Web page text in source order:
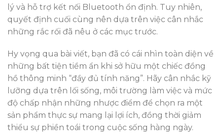
lý và hỗ trợ kết nối Bluetooth ổn định. Tuy nhiên,
quyết định cuối cùng nên dựa trên việc cân nhắc
những rắc rối đã nêu ở các mục trước.
Hy vọng qua bài viết, bạn đã có cái nhìn toàn diện về
những bất tiện tiềm ẩn khi sở hữu một chiếc đồng
hồ thông minh “đầy đủ tính năng”. Hãy cân nhắc kỹ
lưỡng dựa trên lối sống, môi trường làm việc và mức
độ chấp nhận những nhược điểm để chọn ra một
sản phẩm thực sự mang lại lợi ích, đồng thời giảm
thiểu sự phiền toái trong cuộc sống hàng ngày.